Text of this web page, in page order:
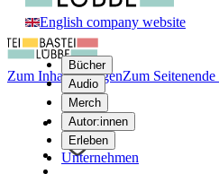
English company website
Bücher
Audio
Merch
Autor:innen
Erleben
Unternehmen
Zum Inhalt springenZum Seitenende